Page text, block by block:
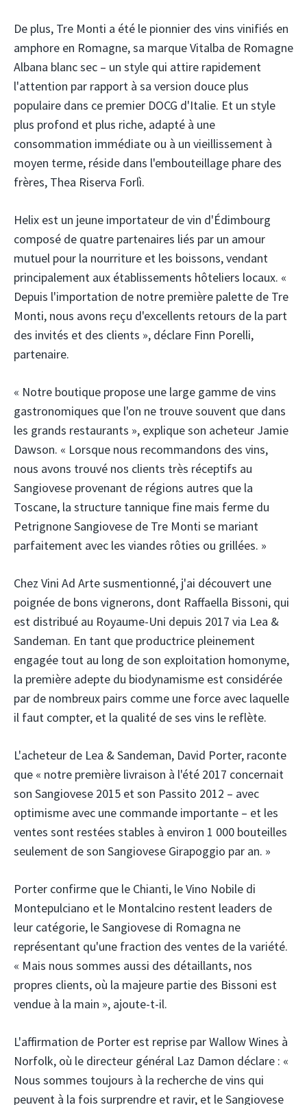
De plus, Tre Monti a été le pionnier des vins vinifiés en
amphore en Romagne, sa marque Vitalba de Romagne
Albana blanc sec – un style qui attire rapidement
l'attention par rapport à sa version douce plus
populaire dans ce premier DOCG d'Italie. Et un style
plus profond et plus riche, adapté à une
consommation immédiate ou à un vieillissement à
moyen terme, réside dans l'embouteillage phare des
frères, Thea Riserva Forlì.
Helix est un jeune importateur de vin d'Édimbourg
composé de quatre partenaires liés par un amour
mutuel pour la nourriture et les boissons, vendant
principalement aux établissements hôteliers locaux. «
Depuis l'importation de notre première palette de Tre
Monti, nous avons reçu d'excellents retours de la part
des invités et des clients », déclare Finn Porelli,
partenaire.
« Notre boutique propose une large gamme de vins
gastronomiques que l'on ne trouve souvent que dans
les grands restaurants », explique son acheteur Jamie
Dawson. « Lorsque nous recommandons des vins,
nous avons trouvé nos clients très réceptifs au
Sangiovese provenant de régions autres que la
Toscane, la structure tannique fine mais ferme du
Petrignone Sangiovese de Tre Monti se mariant
parfaitement avec les viandes rôties ou grillées. »
Chez Vini Ad Arte susmentionné, j'ai découvert une
poignée de bons vignerons, dont Raffaella Bissoni, qui
est distribué au Royaume-Uni depuis 2017 via Lea &
Sandeman. En tant que productrice pleinement
engagée tout au long de son exploitation homonyme,
la première adepte du biodynamisme est considérée
par de nombreux pairs comme une force avec laquelle
il faut compter, et la qualité de ses vins le reflète.
L'acheteur de Lea & Sandeman, David Porter, raconte
que « notre première livraison à l'été 2017 concernait
son Sangiovese 2015 et son Passito 2012 – avec
optimisme avec une commande importante – et les
ventes sont restées stables à environ 1 000 bouteilles
seulement de son Sangiovese Girapoggio par an. »
Porter confirme que le Chianti, le Vino Nobile di
Montepulciano et le Montalcino restent leaders de
leur catégorie, le Sangiovese di Romagna ne
représentant qu'une fraction des ventes de la variété.
« Mais nous sommes aussi des détaillants, nos
propres clients, où la majeure partie des Bissoni est
vendue à la main », ajoute-t-il.
L'affirmation de Porter est reprise par Wallow Wines à
Norfolk, où le directeur général Laz Damon déclare : «
Nous sommes toujours à la recherche de vins qui
peuvent à la fois surprendre et ravir, et le Sangiovese